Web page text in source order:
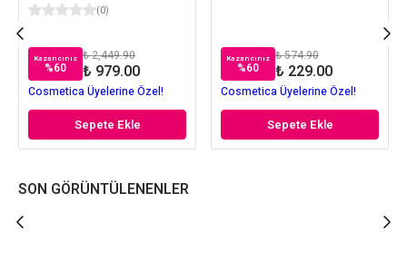
(0)
Kazancınız
%60
₺ 2,449.90
₺ 979.00
Cosmetica Üyelerine Özel!
Sepete Ekle
Kazancınız
%60
₺ 574.90
₺ 229.00
Cosmetica Üyelerine Özel!
Sepete Ekle
SON GÖRÜNTÜLENENLER